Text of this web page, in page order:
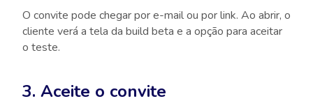
O convite pode chegar por e-mail ou por link. Ao abrir, o
cliente verá a tela da build beta e a opção para aceitar
o teste.
3. Aceite o convite